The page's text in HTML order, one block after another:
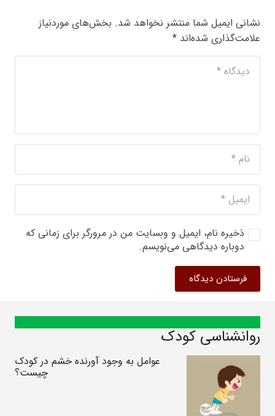
نشانی ایمیل شما منتشر نخواهد شد. بخش‌های موردنیاز
علامت‌گذاری شده‌اند *
ذخیره نام، ایمیل و وبسایت من در مرورگر برای زمانی که
دوباره دیدگاهی می‌نویسم.
فرستادن دیدگاه
روانشناسی کودک
عوامل به وجود آورنده خشم در کودک
چیست؟